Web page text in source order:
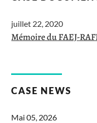
juillet 22, 2020
Mémoire du FAEJ-
CASE NEWS
Mai 05, 2026